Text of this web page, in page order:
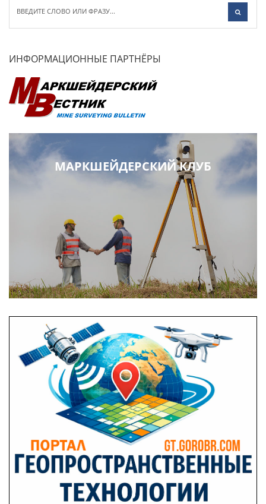
ИНФОРМАЦИОННЫЕ ПАРТНЁРЫ
МАРКШЕЙДЕРСКИЙ КЛУБ